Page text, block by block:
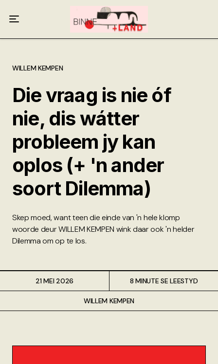
WILLEM KEMPEN
Die vraag is nie óf
nie, dis wátter
probleem jy kan
oplos (+ 'n ander
soort Dilemma)
Skep moed, want teen die einde van 'n hele klomp
woorde deur WILLEM KEMPEN wink daar ook 'n helder
Dilemma om op te los.
21 MEI 2026
WILLEM KEMPEN
8 MINUTE SE LEESTYD
Meer oor ons
Anneliese Burgess
Ali van Wyk
Piet Croucamp
Willem Kempen
Gas + Poste
Kop + Knoper